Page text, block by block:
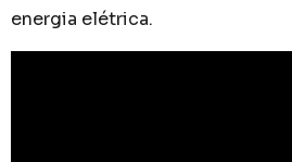
energia elétrica.